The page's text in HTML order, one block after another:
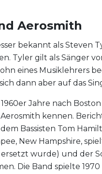
Aerosmith
bekannt als Steven
Tyler gilt als Sänger
eines Musiklehrers
dann aber auf das
Jahre nach
kennen.
Bassisten Tom
New Hampshire,
wurde) und der
Die Band spielte